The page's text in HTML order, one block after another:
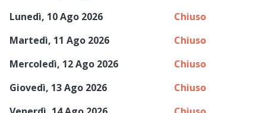
Lunedì, 10 Ago 2026
Chiuso
Martedì, 11 Ago 2026
Chiuso
Mercoledì, 12 Ago 2026
Chiuso
Giovedì, 13 Ago 2026
Chiuso